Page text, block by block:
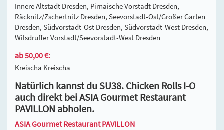
Innere Altstadt Dresden, Pirnaische Vorstadt Dresden,
Räcknitz/Zschertnitz Dresden, Seevorstadt-Ost/Großer Garten
Dresden, Südvorstadt-Ost Dresden, Südvorstadt-West Dresden,
Wilsdruffer Vorstadt/Seevorstadt-West Dresden
ab 50,00 €:
Kreischa Kreischa
Natürlich kannst du SU38. Chicken Rolls I-O
auch direkt bei ASIA Gourmet Restaurant
PAVILLON abholen.
ASIA Gourmet Restaurant PAVILLON